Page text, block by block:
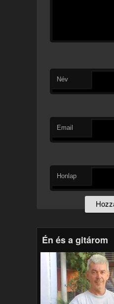
Név
Email
Honlap
Én és a gitárom